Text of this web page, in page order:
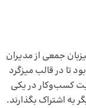
۲۵ خردادماه میزبان جمعی از مدیران
تا در قالب میزگرد
کسب‌وکار در یکی
به اشتراک بگذارند.